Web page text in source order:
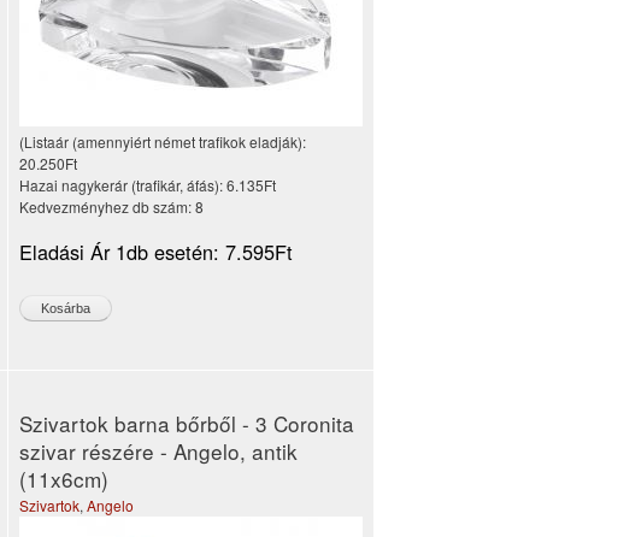
(Listaár (amennyiért német trafikok eladják):
20.250Ft
Hazai nagykerár (trafikár, áfás):6.135Ft
Kedvezményhez db szám:8
Eladási Ár 1db esetén: 7.595Ft
Szivartok barna bőrből - 3 Coronita
szivar részére - Angelo, antik
(11x6cm)
Szivartok, Angelo